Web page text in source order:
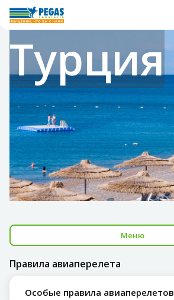
Турция
Меню
Правила авиаперелета
Особые правила авиаперелетов